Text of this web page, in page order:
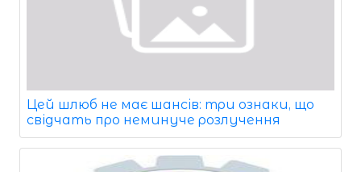
Цей шлюб не має шансів: три ознаки, що
свідчать про неминуче розлучення